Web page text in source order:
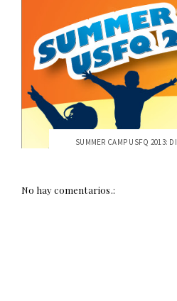
SUMMER CAMP USFQ 2013:
No hay comentarios.: